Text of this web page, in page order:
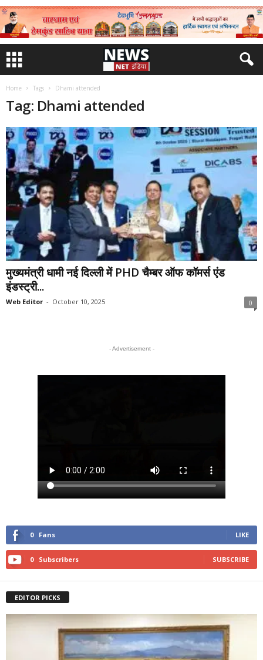
Home Tags Dhami attended
Tag: Dhami attended
मुख्यमंत्री धामी नई दिल्ली में PHD चैम्बर ऑफ कॉमर्स एंड
इंडस्ट्री...
Web Editor - October 10, 2025 0
- Advertisement -
0 Fans LIKE
0 Subscribers SUBSCRIBE
EDITOR PICKS